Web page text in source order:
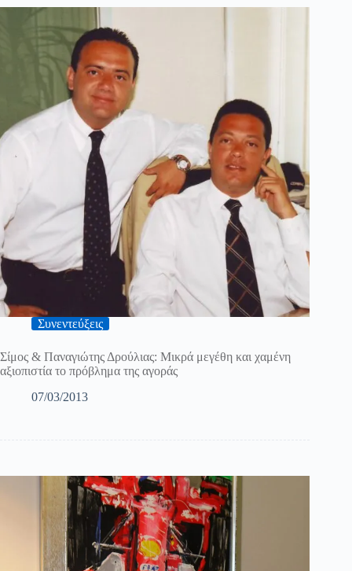
Συνεντεύξεις
Σίμος & Παναγιώτης Δρούλιας: Μικρά μεγέθη και χαμένη
αξιοπιστία το πρόβλημα της αγοράς
07/03/2013